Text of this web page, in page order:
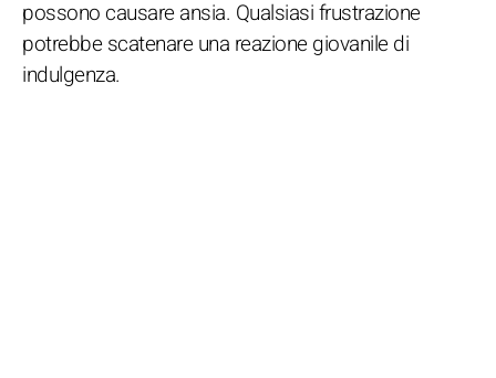
possono causare ansia. Qualsiasi frustrazione
potrebbe scatenare una reazione giovanile di
indulgenza.